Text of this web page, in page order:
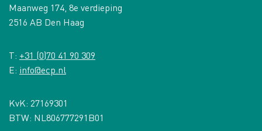
Maanweg 174, 8e verdieping
2516 AB Den Haag
T: +31 (0)70 41 90 309
E: info@ecp.nl
KvK: 27169301
BTW: NL806777291B01